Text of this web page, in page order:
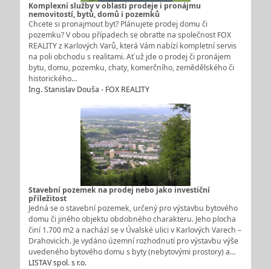
Komplexní služby v oblasti prodeje i pronájmu
nemovitostí, bytů, domů i pozemků
Chcete si pronajmout byt? Plánujete prodej domu či
pozemku? V obou případech se obraťte na společnost FOX
REALITY z Karlových Varů, která Vám nabízí kompletní servis
na poli obchodu s realitami. Ať už jde o prodej či pronájem
bytu, domu, pozemku, chaty, komerčního, zemědělského či
historického…
Ing. Stanislav Douša - FOX REALITY
Stavební pozemek na prodej nebo jako investiční
příležitost
Jedná se o stavební pozemek, určený pro výstavbu bytového
domu či jiného objektu obdobného charakteru. Jeho plocha
činí 1.700 m2 a nachází se v Úvalské ulici v Karlových Varech –
Drahovicích. Je vydáno územní rozhodnutí pro výstavbu výše
uvedeného bytového domu s byty (nebytovými prostory) a…
LISTAV spol. s r.o.